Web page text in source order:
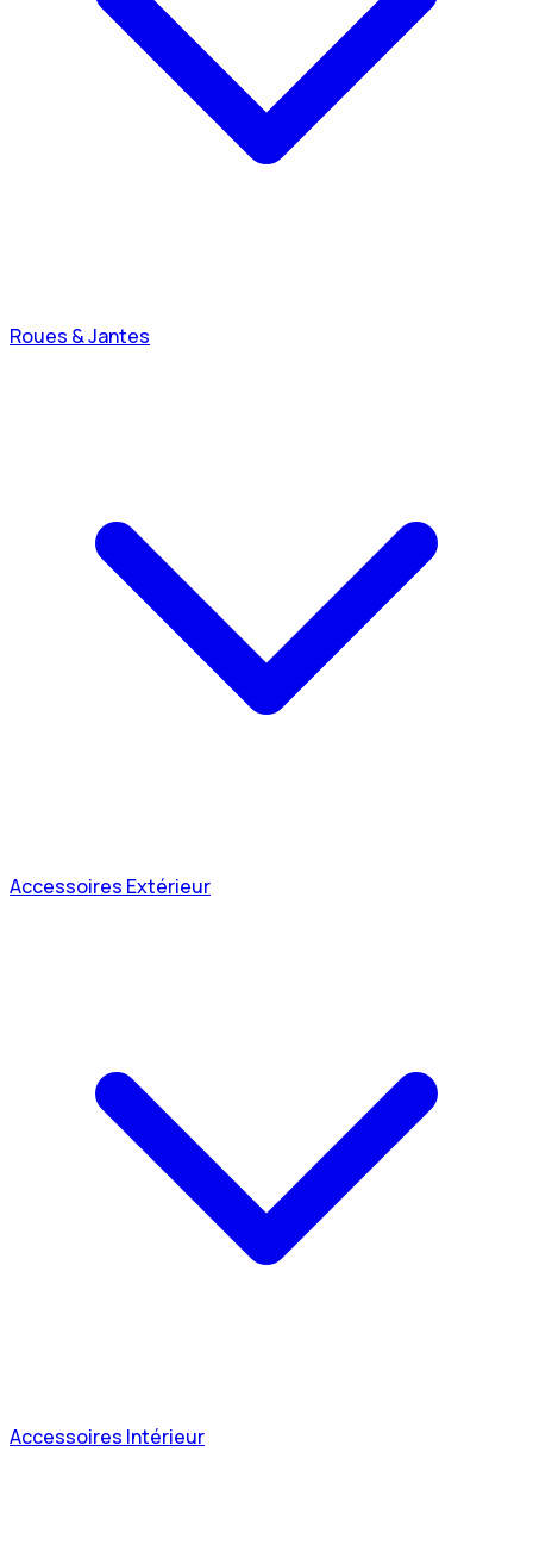
Roues & Jantes
Accessoires Extérieur
Accessoires Intérieur